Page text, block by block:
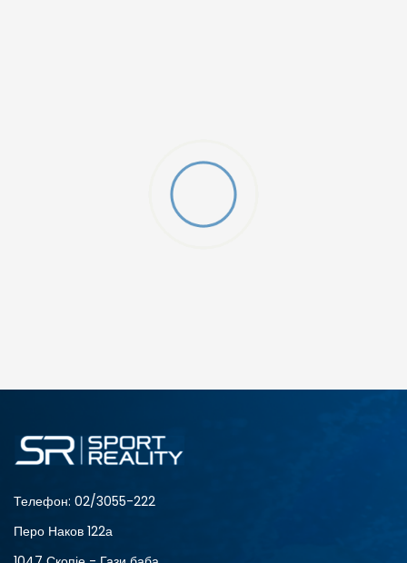
Телефон: 02/3055-222
Перо Наков 122а